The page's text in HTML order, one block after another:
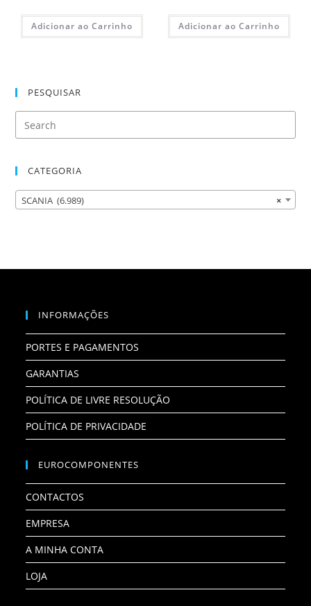
Adicionar ao Carrinho Adicionar ao Carrinho
PESQUISAR
CATEGORIA
×
SCANIA (6.989)
INFORMAÇÕES
PORTES E PAGAMENTOS
GARANTIAS
POLÍTICA DE LIVRE RESOLUÇÃO
POLÍTICA DE PRIVACIDADE
EUROCOMPONENTES
CONTACTOS
EMPRESA
A MINHA CONTA
LOJA